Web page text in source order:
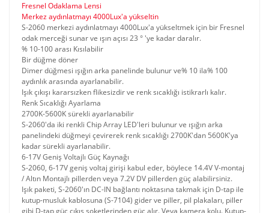
Fresnel Odaklama Lensi
Merkez aydınlatmayı 4000Lux'a yükseltin
S-2060 merkezi aydınlatmayı 4000Lux'a yükseltmek için bir Fresnel
odak merceği sunar ve ışın açısı 23 ° 'ye kadar daralır.
% 10-100 arası Kısılabilir
Bir düğme döner
Dimer düğmesi ışığın arka panelinde bulunur ve% 10 ila% 100
aydınlık arasında ayarlanabilir.
Işık çıkışı kararsızken flikesizdir ve renk sıcaklığı istikrarlı kalır.
Renk Sıcaklığı Ayarlama
2700K-5600K sürekli ayarlanabilir
S-2060'da iki renkli Chip Array LED'leri bulunur ve ışığın arka
panelindeki düğmeyi çevirerek renk sıcaklığı 2700K'dan 5600K'ya
kadar sürekli ayarlanabilir.
6-17V Geniş Voltajlı Güç Kaynağı
S-2060, 6-17V geniş voltaj girişi kabul eder, böylece 14.4V V-montaj
/ Altın Montajlı pillerden veya 7.2V DV pillerden güç alabilirsiniz.
Işık paketi, S-2060'ın DC-IN bağlantı noktasına takmak için D-tap ile
kutup-musluk kablosuna (S-7104) gider ve piller, pil plakaları, piller
gibi D-tap güç çıkış soketlerinden güç alır. Veya kamera kolu. Kutup-